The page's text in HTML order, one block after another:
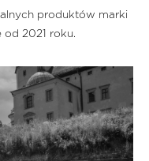
produktów marki
od 2021 roku.